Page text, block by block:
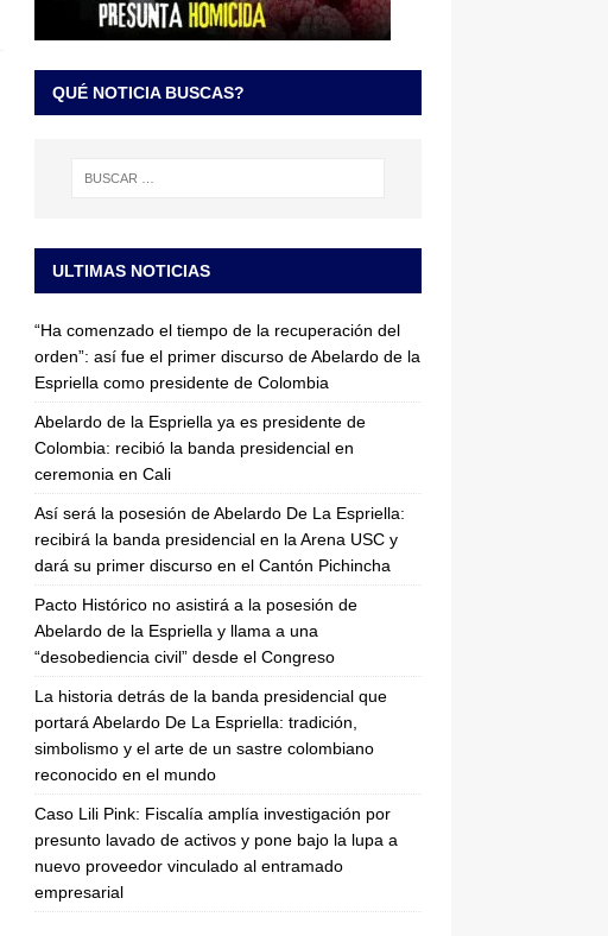
QUÉ NOTICIA BUSCAS?
ULTIMAS NOTICIAS
“Ha comenzado el tiempo de la recuperación del
orden”: así fue el primer discurso de Abelardo de la
Espriella como presidente de Colombia
Abelardo de la Espriella ya es presidente de
Colombia: recibió la banda presidencial en
ceremonia en Cali
Así será la posesión de Abelardo De La Espriella:
recibirá la banda presidencial en la Arena USC y
dará su primer discurso en el Cantón Pichincha
Pacto Histórico no asistirá a la posesión de
Abelardo de la Espriella y llama a una
“desobediencia civil” desde el Congreso
La historia detrás de la banda presidencial que
portará Abelardo De La Espriella: tradición,
simbolismo y el arte de un sastre colombiano
reconocido en el mundo
Caso Lili Pink: Fiscalía amplía investigación por
presunto lavado de activos y pone bajo la lupa a
nuevo proveedor vinculado al entramado
empresarial